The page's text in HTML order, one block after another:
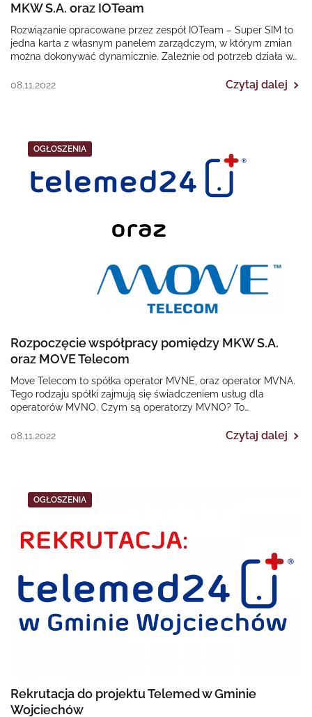
MKW S.A. oraz IOTeam
Rozwiązanie opracowane przez zespół IOTeam – Super SIM to
jedna karta z własnym panelem zarządczym, w którym zmian
można dokonywać dynamicznie. Zależnie od potrzeb działa w…
08.11.2022 Czytaj dalej
OGŁOSZENIA
Rozpoczęcie współpracy pomiędzy MKW S.A.
oraz MOVE Telecom
Move Telecom to spółka operator MVNE, oraz operator MVNA.
Tego rodzaju spółki zajmują się świadczeniem usług dla
operatorów MVNO. Czym są operatorzy MVNO? To…
08.11.2022 Czytaj dalej
OGŁOSZENIA
Rekrutacja do projektu Telemed w Gminie
Wojciechów